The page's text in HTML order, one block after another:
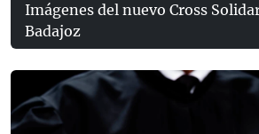
Imágenes del nuevo Cross
Badajoz